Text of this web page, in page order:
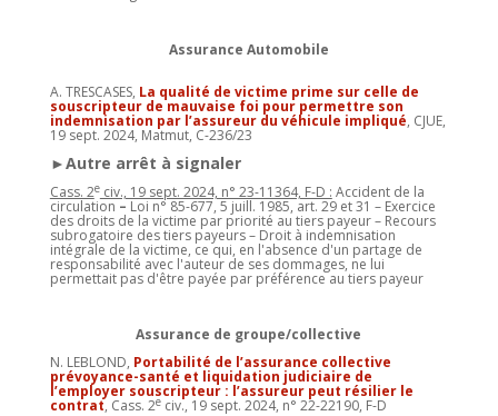
Assurance Automobile
A. TRESCASES, La qualité de victime prime sur celle de
souscripteur de mauvaise foi pour permettre son
indemnisation par l’assureur du véhicule impliqué, CJUE,
19 sept. 2024, Matmut, C-236/23
►Autre arrêt à signaler
Cass. 2eciv., 19 sept. 2024, n° 23-11364, F-D : Accident de la
circulation – Loi n° 85-677, 5 juill. 1985, art. 29 et 31 – Exercice
des droits de la victime par priorité au tiers payeur – Recours
subrogatoire des tiers payeurs – Droit à indemnisation
intégrale de la victime, ce qui, en l'absence d'un partage de
responsabilité avec l'auteur de ses dommages, ne lui
permettait pas d'être payée par préférence au tiers payeur
Assurance de groupe/collective
N. LEBLOND, Portabilité de l’assurance collective
prévoyance-santé et liquidation judiciaire de
l’employer souscripteur : l’assureur peut résilier le
contrat, Cass. 2eciv., 19 sept. 2024, n° 22-22190, F-D